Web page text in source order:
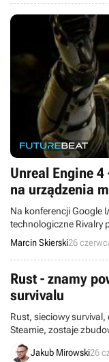
Unreal Engine
na urządzenia
Na konferencji Google
technologiczne Rivalry
Engine 4 na
rozszerzeniem Google
całość robi
Marcin Skierski26
Rust - znamy
survivalu
Rust, sieciowy survival,
Steamie, zostaje
Garry Newman z
zbyt duże problemy z
Jakub Mirowski26